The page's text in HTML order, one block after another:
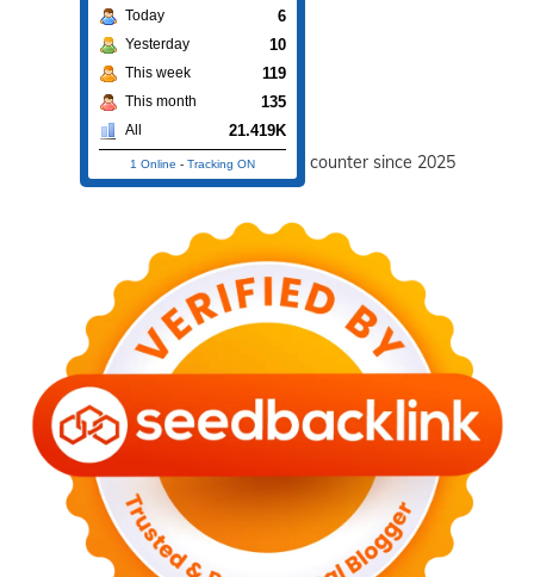
Today 6
Yesterday 10
This week 119
This month 135
All 21.419K
1 Online - Tracking ON counter since 2025